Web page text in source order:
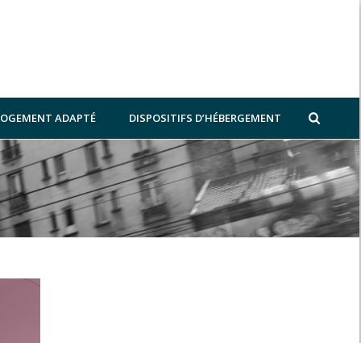
ADAPTÉ DISPOSITIFS D’HÉBERGEMENT